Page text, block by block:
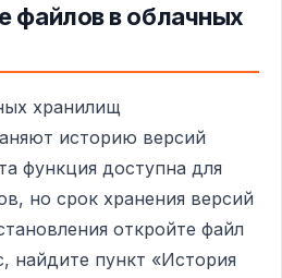
файлов в облачных
хранилищ
историю версий
функция доступна для
но срок хранения версий
откройте файл
найдите пункт «История